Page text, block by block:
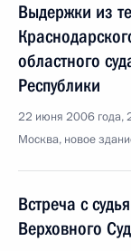
Выдержки из
областного
Республики
22 июня 2006 года,
Москва, новое
Встреча с
Верховного